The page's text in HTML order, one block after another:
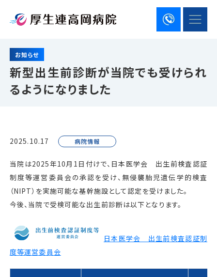
お知らせ
新型出生前診断が当院でも受けられ
るようになりました
2025.10.17 病院情報
当院は2025年10月1日付けで、日本医学会 出生前検査認証
制度等運営委員会の承認を受け、無侵襲胎児遺伝学的検査
（NIPT）を実施可能な基幹施設として認定を受けました。
今後、当院で受検可能な出生前診断は以下となります。
日本医学会 出生前検査認証制
度等運営委員会